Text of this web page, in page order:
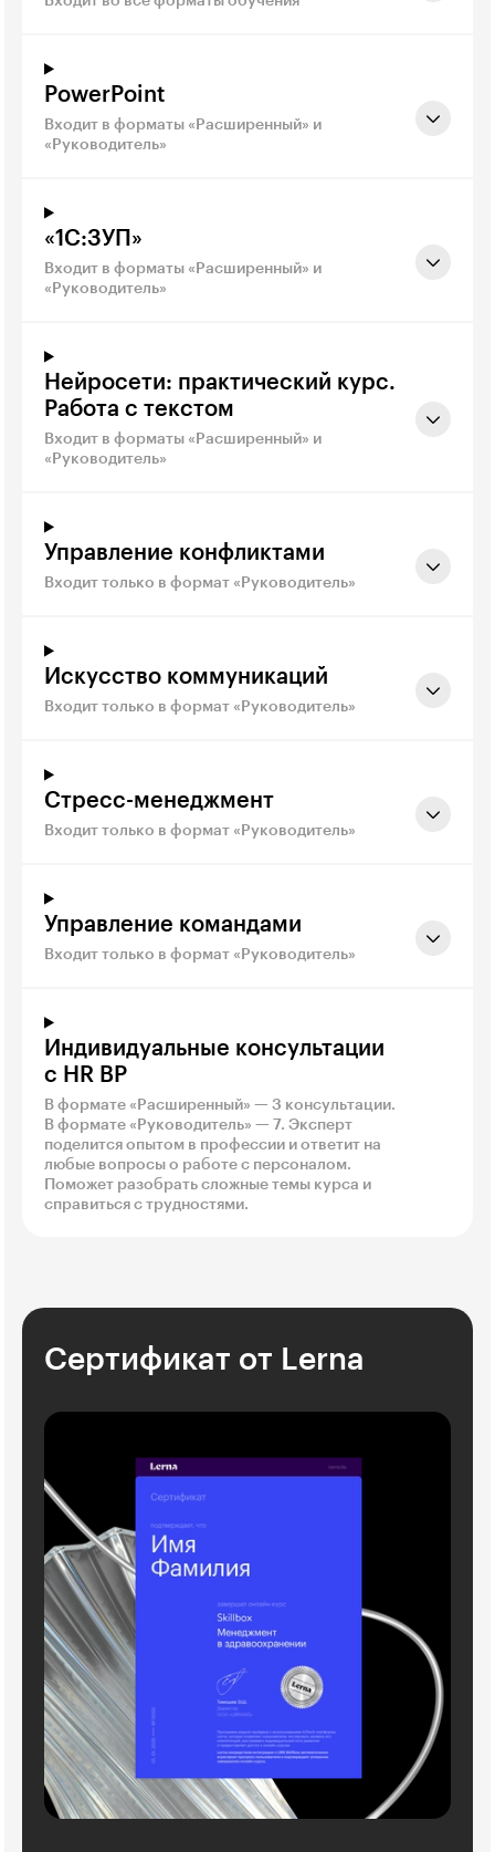
PowerPoint
Входит в форматы «Расширенный» и
«Руководитель»
«1С:ЗУП»
Входит в форматы «Расширенный» и
«Руководитель»
Нейросети: практический курс.
Работа с текстом
Входит в форматы «Расширенный» и
«Руководитель»
Управление конфликтами
Входит только в формат «Руководитель»
Искусство коммуникаций
Входит только в формат «Руководитель»
Стресс-менеджмент
Входит только в формат «Руководитель»
Управление командами
Входит только в формат «Руководитель»
Индивидуальные консультации
с HR BP
В формате «Расширенный» — 3 консультации.
В формате «Руководитель» — 7. Эксперт
поделится опытом в профессии и ответит на
любые вопросы о работе с персоналом.
Поможет разобрать сложные темы курса и
справиться с трудностями.
Сертификат от Lerna